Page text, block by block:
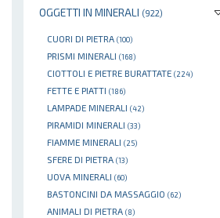
OGGETTI IN MINERALI (922)
CUORI DI PIETRA (100)
PRISMI MINERALI (168)
CIOTTOLI E PIETRE BURATTATE (224)
FETTE E PIATTI (186)
LAMPADE MINERALI (42)
PIRAMIDI MINERALI (33)
FIAMME MINERALI (25)
SFERE DI PIETRA (13)
UOVA MINERALI (60)
BASTONCINI DA MASSAGGIO (62)
ANIMALI DI PIETRA (8)